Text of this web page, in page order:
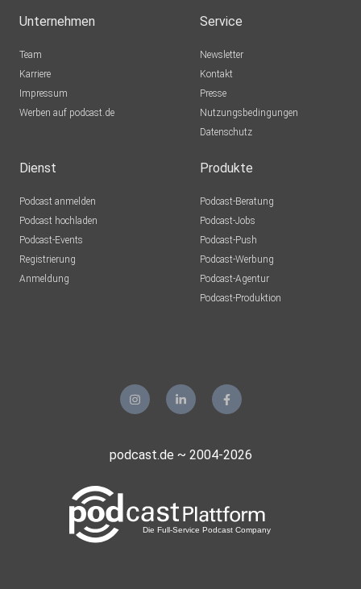
Unternehmen
Team
Karriere
Impressum
Werben auf podcast.de
Service
Newsletter
Kontakt
Presse
Nutzungsbedingungen
Datenschutz
Dienst
Podcast anmelden
Podcast hochladen
Podcast-Events
Registrierung
Anmeldung
Produkte
Podcast-Beratung
Podcast-Jobs
Podcast-Push
Podcast-Werbung
Podcast-Agentur
Podcast-Produktion
podcast.de ~ 2004-2026